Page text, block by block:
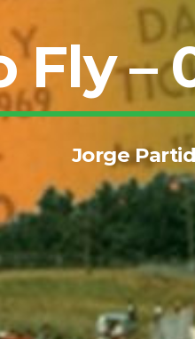
Fly –
Jorge